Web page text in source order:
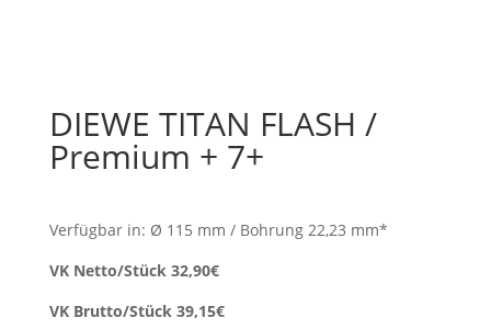
DIEWE TITAN FLASH /
Premium + 7+
Verfügbar in: Ø 115 mm / Bohrung 22,23 mm*
VK Netto/Stück 32,90€
VK Brutto/Stück 39,15€